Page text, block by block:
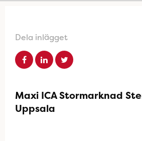
Dela inlägget
Maxi ICA Stormarknad
Uppsala